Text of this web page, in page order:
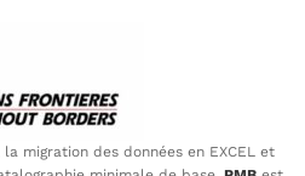
migration des données en EXCEL et